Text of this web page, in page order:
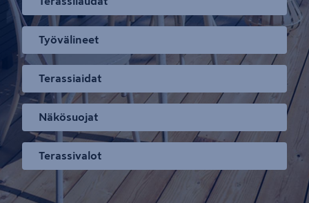
Työvälineet
Terassiaidat
Näkösuojat
Terassivalot